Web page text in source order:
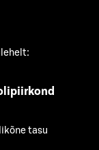
tasu